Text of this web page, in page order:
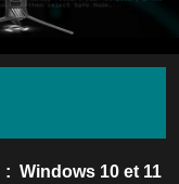
: Windows 10 et 11